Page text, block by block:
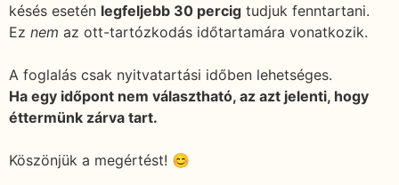
késés esetén legfeljebb 30 percig tudjuk fenntartani.
Ez nem az ott-tartózkodás időtartamára vonatkozik.
A foglalás csak nyitvatartási időben lehetséges.
Ha egy időpont nem választható, az azt jelenti, hogy
éttermünk zárva tart.
Köszönjük a megértést! 😊